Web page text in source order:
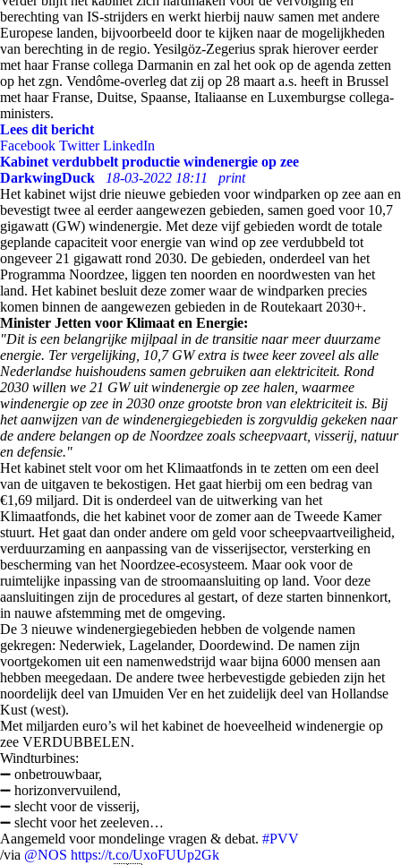
berechting van IS-strijders en werkt hierbij nauw samen met andere
Europese landen, bijvoorbeeld door te kijken naar de mogelijkheden
van berechting in de regio. Yesilgöz-Zegerius sprak hierover eerder
met haar Franse collega Darmanin en zal het ook op de agenda zetten
op het zgn. Vendôme-overleg dat zij op 28 maart a.s. heeft in Brussel
met haar Franse, Duitse, Spaanse, Italiaanse en Luxemburgse collega-
ministers.
Lees dit bericht
Facebook Twitter LinkedIn
Kabinet verdubbelt productie windenergie op zee
DarkwingDuck
18-03-2022 18:11
print
Het kabinet wijst drie nieuwe gebieden voor windparken op zee aan en
bevestigt twee al eerder aangewezen gebieden, samen goed voor 10,7
gigawatt (GW) windenergie. Met deze vijf gebieden wordt de totale
geplande capaciteit voor energie van wind op zee verdubbeld tot
ongeveer 21 gigawatt rond 2030. De gebieden, onderdeel van het
Programma Noordzee, liggen ten noorden en noordwesten van het
land. Het kabinet besluit deze zomer waar de windparken precies
komen binnen de aangewezen gebieden in de Routekaart 2030+.
Minister Jetten voor Klimaat en Energie:
"Dit is een belangrijke mijlpaal in de transitie naar meer duurzame
energie. Ter vergelijking, 10,7 GW extra is twee keer zoveel als alle
Nederlandse huishoudens samen gebruiken aan elektriciteit. Rond
2030 willen we 21 GW uit windenergie op zee halen, waarmee
windenergie op zee in 2030 onze grootste bron van elektriciteit is. Bij
het aanwijzen van de windenergiegebieden is zorgvuldig gekeken naar
de andere belangen op de Noordzee zoals scheepvaart, visserij, natuur
en defensie."
Het kabinet stelt voor om het Klimaatfonds in te zetten om een deel
van de uitgaven te bekostigen. Het gaat hierbij om een bedrag van
€1,69 miljard. Dit is onderdeel van de uitwerking van het
Klimaatfonds, die het kabinet voor de zomer aan de Tweede Kamer
stuurt. Het gaat dan onder andere om geld voor scheepvaartveiligheid,
verduurzaming en aanpassing van de visserijsector, versterking en
bescherming van het Noordzee-ecosysteem. Maar ook voor de
ruimtelijke inpassing van de stroomaansluiting op land. Voor deze
aansluitingen zijn de procedures al gestart, of deze starten binnenkort,
in nauwe afstemming met de omgeving.
De 3 nieuwe windenergiegebieden hebben de volgende namen
gekregen: Nederwiek, Lagelander, Doordewind. De namen zijn
voortgekomen uit een namenwedstrijd waar bijna 6000 mensen aan
hebben meegedaan. De andere twee herbevestigde gebieden zijn het
noordelijk deel van IJmuiden Ver en het zuidelijk deel van Hollandse
Kust (west).
Met miljarden euro’s wil het kabinet de hoeveelheid windenergie op
zee VERDUBBELEN.
Windturbines:
➖ onbetrouwbaar,
➖ horizonvervuilend,
➖ slecht voor de visserij,
➖ slecht voor het zeeleven…
Aangemeld voor mondelinge vragen & debat. #PVV
/via @NOS https://t.co/UxoFUUp2Gk